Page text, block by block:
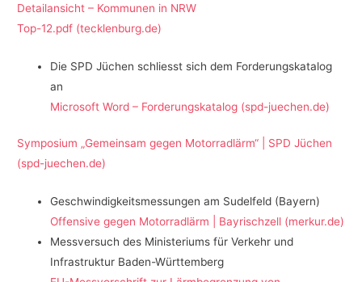
Detailansicht – Kommunen in NRW
Top-12.pdf (tecklenburg.de)
Die SPD Jüchen schliesst sich dem Forderungskatalog
an
Microsoft Word – Forderungskatalog (spd-juechen.de)
Symposium „Gemeinsam gegen Motorradlärm“ | SPD Jüchen
(spd-juechen.de)
Geschwindigkeitsmessungen am Sudelfeld (Bayern)
Offensive gegen Motorradlärm | Bayrischzell (merkur.de)
Messversuch des Ministeriums für Verkehr und
Infrastruktur Baden-Württemberg